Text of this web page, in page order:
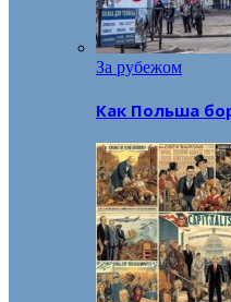
За рубежом
Как Польша